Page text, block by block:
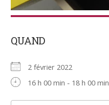
QUAND
2 février 2022
16 h 00 min - 18 h 00 min